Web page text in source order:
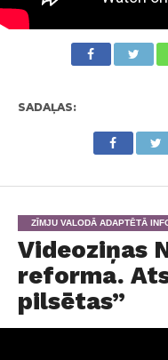
SADAĻAS:
ZĪMJU VALODĀ ADAPTĒTĀ
Videoziņas
reforma.
pilsētas”